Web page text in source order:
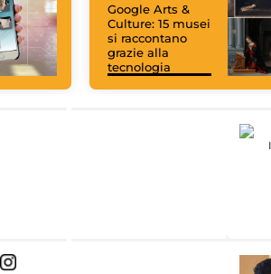
Google Arts &
Culture: 15 musei
si raccontano
grazie alla
tecnologia